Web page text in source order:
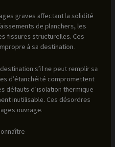
graves affectant la solidité
de planchers, les
fissures structurelles. Ces
à sa destination.
s’il ne peut remplir sa
d’étanchéité compromettent
défauts d’isolation thermique
inutilisable. Ces désordres
ouvrage.